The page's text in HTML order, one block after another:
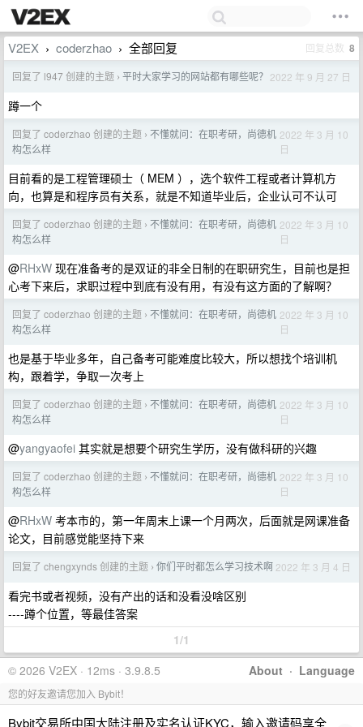
V2EX › coderzhao › 全部回复 回复总数 8
回复了 l947 创建的主题 › 平时大家学习的网站都有哪些呢？ 2022 年 9 月 27 日
蹲一个
回复了 coderzhao 创建的主题 › 不懂就问：在职考研，尚德机
构怎么样
2022 年 3 月 10
日
目前看的是工程管理硕士（ MEM ），选个软件工程或者计算机方
向，也算是和程序员有关系，就是不知道毕业后，企业认可不认可
回复了 coderzhao 创建的主题 › 不懂就问：在职考研，尚德机
构怎么样
2022 年 3 月 10
日
@RHxW 现在准备考的是双证的非全日制的在职研究生，目前也是担
心考下来后，求职过程中到底有没有用，有没有这方面的了解啊？
回复了 coderzhao 创建的主题 › 不懂就问：在职考研，尚德机
构怎么样
2022 年 3 月 10
日
也是基于毕业多年，自己备考可能难度比较大，所以想找个培训机
构，跟着学，争取一次考上
回复了 coderzhao 创建的主题 › 不懂就问：在职考研，尚德机
构怎么样
2022 年 3 月 10
日
@yangyaofei 其实就是想要个研究生学历，没有做科研的兴趣
回复了 coderzhao 创建的主题 › 不懂就问：在职考研，尚德机
构怎么样
2022 年 3 月 10
日
@RHxW 考本市的，第一年周末上课一个月两次，后面就是网课准备
论文，目前感觉能坚持下来
回复了 chengxynds 创建的主题 › 你们平时都怎么学习技术啊 2022 年 3 月 4 日
看完书或者视频，没有产出的话和没看没啥区别
----蹲个位置，等最佳答案
1/1
About · Language
© 2026 V2EX · 12ms · 3.9.8.5
您的好友邀请您加入 Bybit！
Bybit交易所中国大陆注册及实名认证KYC，输入邀请码享全